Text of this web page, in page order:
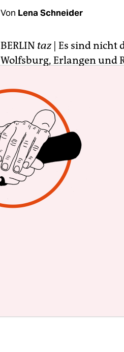
Von Lena Schneider
BERLIN taz | Es sind nicht
Wolfsburg, Erlangen und
jährliche Städteranking
„Deutschlands Stärke
stellvertretender Wiwo-
den Erfolg der
Industrien“ wie
Vier der fünf